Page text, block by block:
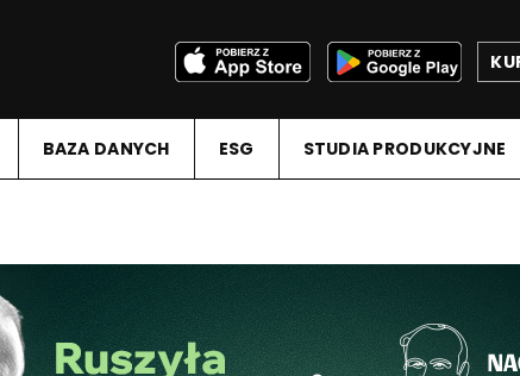
BAZA DANYCH ESG STUDIA PRODUKCYJNE